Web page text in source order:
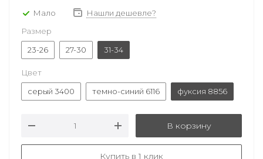
Мало
Нашли дешевле?
Размер
23-26
27-30 31-34
Цвет
серый 3400
темно-синий 6116 фуксия 8856
В корзину
Купить в 1 клик